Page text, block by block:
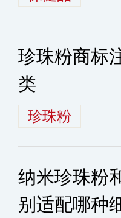
珍珠粉商标
类
珍珠粉
纳米珍珠粉
别适配哪种